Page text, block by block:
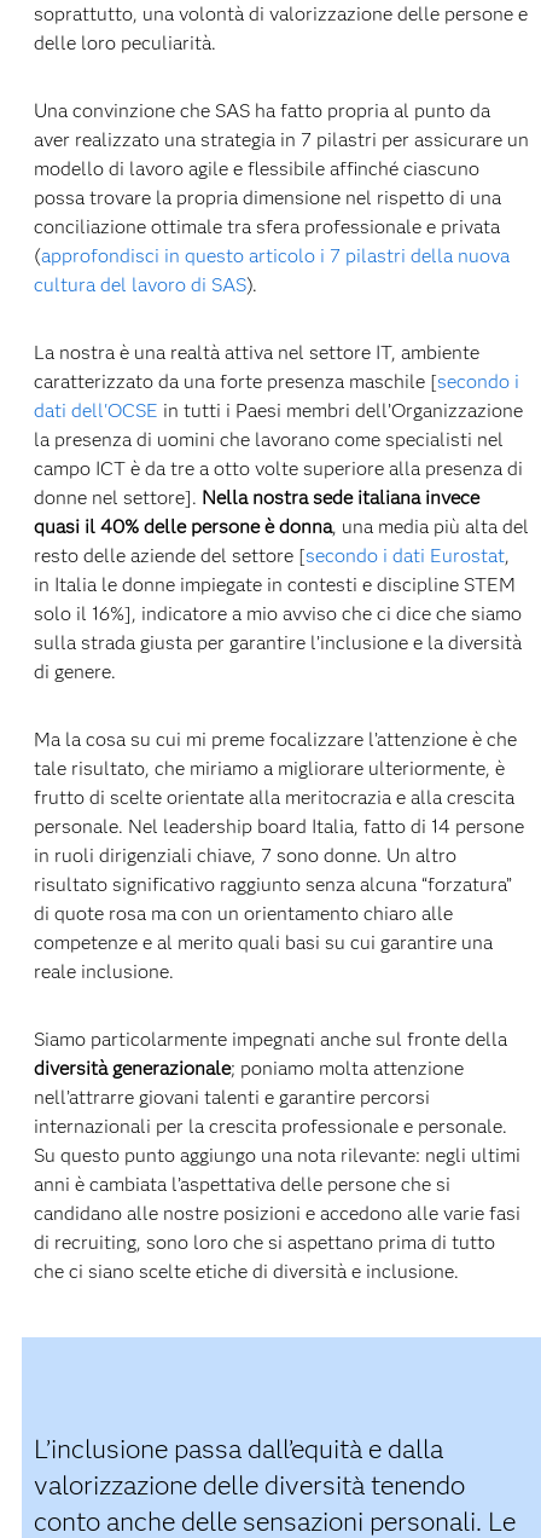
soprattutto, una volontà di valorizzazione delle persone e
delle loro peculiarità.
Una convinzione che SAS ha fatto propria al punto da
aver realizzato una strategia in 7 pilastri per assicurare un
modello di lavoro agile e flessibile affinché ciascuno
possa trovare la propria dimensione nel rispetto di una
conciliazione ottimale tra sfera professionale e privata
(approfondisci in questo articolo i 7 pilastri della nuova
cultura del lavoro di SAS).
La nostra è una realtà attiva nel settore IT, ambiente
caratterizzato da una forte presenza maschile [secondo i
dati dell'OCSE in tutti i Paesi membri dell’Organizzazione
la presenza di uomini che lavorano come specialisti nel
campo ICT è da tre a otto volte superiore alla presenza di
donne nel settore]. Nella nostra sede italiana invece
quasi il 40% delle persone è donna, una media più alta del
resto delle aziende del settore [secondo i dati Eurostat,
in Italia le donne impiegate in contesti e discipline STEM
solo il 16%], indicatore a mio avviso che ci dice che siamo
sulla strada giusta per garantire l’inclusione e la diversità
di genere.
Ma la cosa su cui mi preme focalizzare l’attenzione è che
tale risultato, che miriamo a migliorare ulteriormente, è
frutto di scelte orientate alla meritocrazia e alla crescita
personale. Nel leadership board Italia, fatto di 14 persone
in ruoli dirigenziali chiave, 7 sono donne. Un altro
risultato significativo raggiunto senza alcuna “forzatura”
di quote rosa ma con un orientamento chiaro alle
competenze e al merito quali basi su cui garantire una
reale inclusione.
Siamo particolarmente impegnati anche sul fronte della
diversità generazionale; poniamo molta attenzione
nell’attrarre giovani talenti e garantire percorsi
internazionali per la crescita professionale e personale.
Su questo punto aggiungo una nota rilevante: negli ultimi
anni è cambiata l’aspettativa delle persone che si
candidano alle nostre posizioni e accedono alle varie fasi
di recruiting, sono loro che si aspettano prima di tutto
che ci siano scelte etiche di diversità e inclusione.
L’inclusione passa dall’equità e dalla
valorizzazione delle diversità tenendo
conto anche delle sensazioni personali. Le